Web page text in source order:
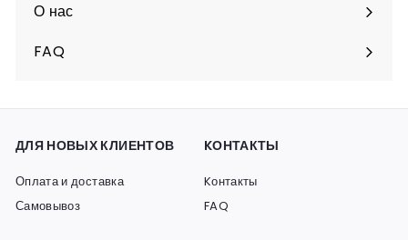
О нас
FAQ
ДЛЯ НОВЫХ КЛИЕНТОВ
Оплата и доставка
Самовывоз
KОНТАКТЫ
Kонтакты
FAQ